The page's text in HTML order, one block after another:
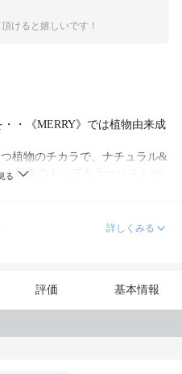
けると嬉しいです！
・《MERRY》では植物由来成
植物のチカラで、ナチュラル&
★日本のトップカラーリストが
詳しくみる
評価 基本情報